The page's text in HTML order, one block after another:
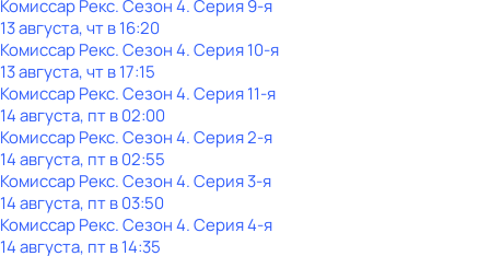
Комиссар Рекс. Сезон 4. Серия 9-я
13 августа, чт в 16:20
Комиссар Рекс. Сезон 4. Серия 10-я
13 августа, чт в 17:15
Комиссар Рекс. Сезон 4. Серия 11-я
14 августа, пт в 02:00
Комиссар Рекс. Сезон 4. Серия 2-я
14 августа, пт в 02:55
Комиссар Рекс. Сезон 4. Серия 3-я
14 августа, пт в 03:50
Комиссар Рекс. Сезон 4. Серия 4-я
14 августа, пт в 14:35